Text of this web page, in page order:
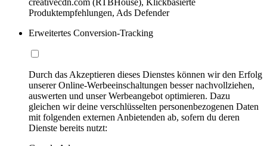
creativecdn.com (RTBHouse), Klickbasierte
Produktempfehlungen, Ads Defender
Erweitertes Conversion-Tracking
Durch das Akzeptieren dieses Dienstes können wir den Erfolg
unserer Online-Werbeeinschaltungen besser nachvollziehen,
auswerten und unser Werbeangebot optimieren. Dazu
gleichen wir deine verschlüsselten personenbezogenen Daten
mit folgenden externen Anbietenden ab, sofern du deren
Dienste bereits nutzt: